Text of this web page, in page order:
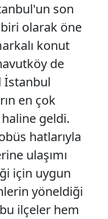
son
olarak öne
konut
de
İstanbul
en çok
geldi.
hatlarıyla
ulaşımı
için uygun
yöneldiği
ilçeler hem